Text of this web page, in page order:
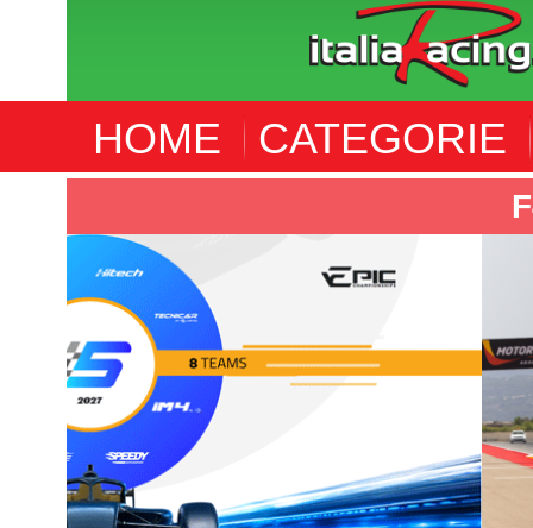
HOME CATEGORIE